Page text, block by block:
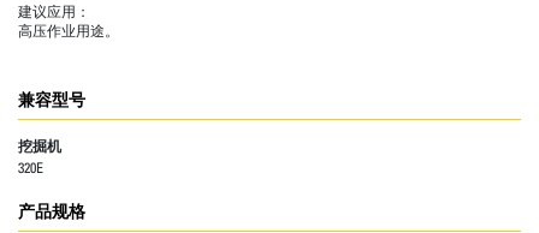
建议应用：
高压作业用途。
兼容型号
挖掘机
320E
产品规格